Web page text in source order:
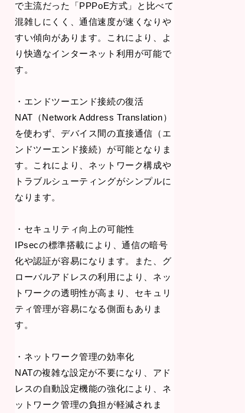
で主流だった「PPPoE方式」と比べて
混雑しにくく、通信速度が速くなりや
すい傾向があります。これにより、よ
り快適なインターネット利用が可能で
す。
・エンドツーエンド接続の復活
NAT（Network Address Translation）
を使わず、デバイス間の直接通信（エ
ンドツーエンド接続）が可能となりま
す。これにより、ネットワーク構成や
トラブルシューティングがシンプルに
なります。
・セキュリティ向上の可能性
IPsecの標準搭載により、通信の暗号
化や認証が容易になります。また、グ
ローバルアドレスの利用により、ネッ
トワークの透明性が高まり、セキュリ
ティ管理が容易になる側面もありま
す。
・ネットワーク管理の効率化
NATの複雑な設定が不要になり、アド
レスの自動設定機能の強化により、ネ
ットワーク管理の負担が軽減されま